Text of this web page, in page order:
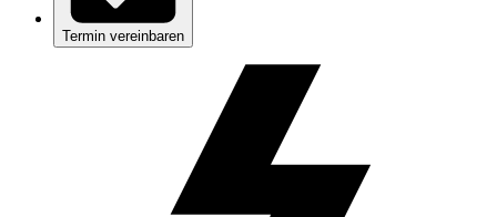
Termin vereinbaren